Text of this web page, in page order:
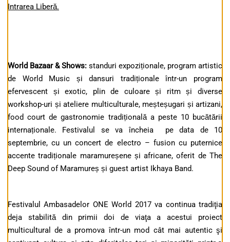
Intrarea Liberă.
World Bazaar& Shows: standuri expoziționale, program artistic
de World Music și dansuri tradiționale într-un program
efervescent și exotic, plin de culoare și ritm și diverse
workshop-uri și ateliere multiculturale, meșteșugari și artizani,
food court de gastronomie tradițională a peste 10 bucătării
internaționale. Festivalul se va încheia pe data de 10
septembrie, cu un concert de electro – fusion cu puternice
accente tradiționale maramureșene și africane, oferit de The
Deep Sound of Maramureș și guest artist Ikhaya Band.
Festivalul Ambasadelor ONE World 2017 va continua tradiţia
deja stabilită din primii doi de viaţa a acestui proiect
multicultural de a promova într-un mod cât mai autentic şi